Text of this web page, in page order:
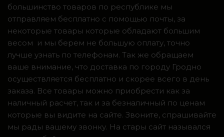
большинство товаров по республике мы
отправляем бесплатно с помощью почты, за
некоторые товары которые обладают большим
весом и мы берем не большую оплату, точно
лучше узнать по телефонам. Так же обращаем
ваше внимание, что доставка по городу Гродно
осуществляется бесплатно и скорее всего в день
заказа. Все товары можно приобрести как за
наличный расчет, так и за безналичный по ценам
которые вы видите на сайте. Звоните, спрашивайте
мы рады вашему звонку. На стары сайт назывался